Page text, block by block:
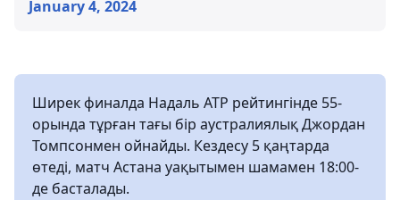
January 4, 2024
Ширек финалда Надаль ATP рейтингінде 55-
орында тұрған тағы бір аустралиялық Джордан
Томпсонмен ойнайды. Кездесу 5 қаңтарда
өтеді, матч Астана уақытымен шамамен 18:00-
де басталады.